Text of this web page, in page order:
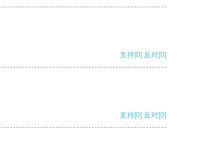
支持[0] 反对[0]
支持[0] 反对[0]